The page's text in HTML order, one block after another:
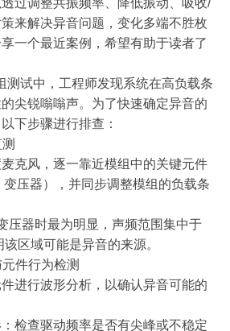
来解决异音问题，变化多端不胜枚
一个最近案例，希望有助于读者了
测试中，工程师发现系统在高负载条
尖锐嗡嗡声。为了快速确定异音的
下步骤进行排查：
克风，逐一靠近模组中的关键元件
变压器），并同步调整模组的负载条
压器时最为明显，声频范围集中于
区域可能是异音的来源。
件行为检测
进行波形分析，以确认异音可能的
检查驱动频率是否有尖峰或不稳定